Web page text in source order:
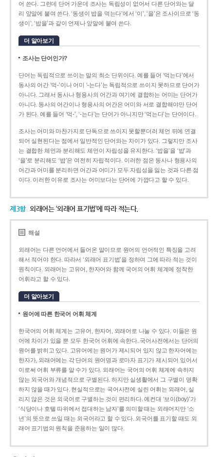
어 쓴다. 그런데 단어 가운데 조사는 독립성이 없어서 다른 단어와는 달
리 앞말에 붙여 쓴다. ‘동생이 밥을 먹는다’에서 ‘이’, ‘을’은 조사이므로 ‘동
생이’, ‘밥을’과 같이 언제나 앞말에 붙여 쓴다.
더 알아보기
조사는 단어인가?
단어는 독립적으로 쓰이는 말의 최소 단위이다. 예를 들어 ‘먹는다’에서
동사의 어간 ‘먹-­’이나 어미 ‘­-는다’는 독립적으로 쓰이지 못하므로 단어가
아니다. 그래서 동사나 형용사의 어간과 여기에 결합하는 어미는 단어가
아니다. 동사의 어간이나 형용사의 어간은 어미와 서로 결합해야만 단어
가 된다. 예를 들어 ‘먹-’, ‘-는다’는 단어가 아니지만 ‘먹는다’는 단어이다.
조사는 어미와 마찬가지로 단독으로 쓰이지 못할뿐더러 체언 뒤에 연결
되어 실현된다는 점에서 일반적인 단어와는 차이가 있다. 그렇지만 조사
는 결합한 체언과 분리해도 체언이 자립성을 유지한다. ‘밥을’을 ‘밥’과
‘을’로 분리해도 ‘밥’은 여전히 자립적이다. 이러한 점은 동사나 형용사의
어간과 어미를 분리하면 어간과 어미가 모두 자립성을 잃는 것과 다른 점
이다. 이러한 이유로 조사는 어미보다는 단어에 가깝다고 할 수 있다.
제3항 외래어는 ‘외래어 표기법’에 따라 적는다.
해설
외래어는 다른 언어에서 들어온 말이므로 원어의 언어적인 특징을 고려
해서 적어야 한다. 따라서 ‘외래어 표기법’을 정하여 그에 따라 적는 것이
원칙이다. 외래어는 고유어, 한자어와 함께 국어의 어휘 체계에 정착한
어휘라고 할 수 있다.
더 알아보기
원어에 따른 한국어 어휘 체계
한국어의 어휘 체계는 고유어, 한자어, 외래어로 나눌 수 있다. 이들은 원
어에 차이가 있을 뿐 모두 한국어 어휘에 속한다. 국어사전에서는 단어의
원어를 밝히고 있다. 고유어에는 원어가 제시되어 있지 않고 한자어에는
한자가, 외래어에는 각 단어의 원어명과 로마자 표기가 제시되어 있어서
이로써 어휘 부류를 알 수가 있다. 외래어는 국어의 어휘 체계에 속하지
않는 외국어와 개념적으로 구별된다. 하지만 실생활에서 그 구별이 명확
하지 않을 때가 있다. 현실적으로는 국어사전에 실린 어휘는 외래어, 실
리지 않은 것은 외국어로 구별하는 것이 편리하다. 예컨대 ‘보이(boy)’가
‘식당이나 호텔 따위에서 접대하는 남자’를 의미할 때는 외래어지만 ‘소
년’의 뜻으로 쓰일 때는 외국어라고 할 수 있다. 외국어를 표기할 때도 외
래어 표기법의 원칙을 준용하는 일이 많다.